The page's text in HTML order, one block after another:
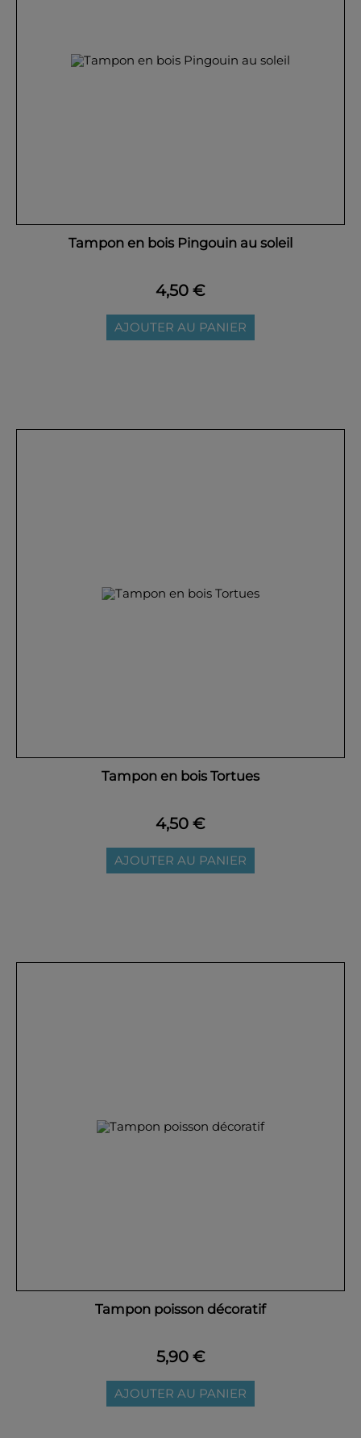
Tampon en bois Pingouin au soleil
4,50 €
AJOUTER AU PANIER
Tampon en bois Tortues
4,50 €
AJOUTER AU PANIER
Tampon poisson décoratif
5,90 €
AJOUTER AU PANIER